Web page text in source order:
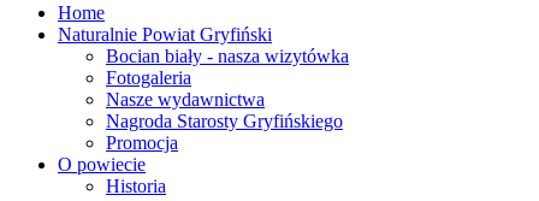
Home
Naturalnie Powiat Gryfiński
Bocian biały - nasza wizytówka
Fotogaleria
Nasze wydawnictwa
Nagroda Starosty Gryfińskiego
Promocja
O powiecie
Historia